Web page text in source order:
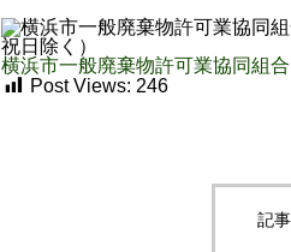
横浜市一般廃棄物許可業協同組合
Post Views: 246
記